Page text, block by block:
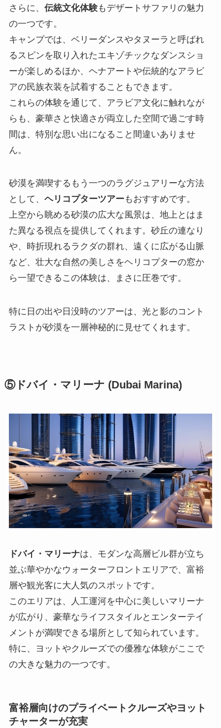
さらに、 伝統文化体験もデザートサファリの魅力
の一つです。
キャンプでは、ベリーダンスやタヌーラと呼ばれ
るスピンを取り入れたエキゾチックなダンスショ
ーが楽しめるほか、ヘナアートや伝統的なアラビ
アの民族衣装を試着することもできます。
これらの体験を通じて、アラビア文化に触れなが
らも、豪華さと快適さが両立した空間で過ごす時
間は、特別な思い出になること間違いありませ
ん。
砂漠を満喫するもう一つのラグジュアリーな方法
として、 ヘリコプターツアー もおすすめです。
上空から眺める砂漠の広大な風景は、地上とはま
た異なる視点を提供してくれます。砂丘の連なり
や、時折現れるラクダの群れ、遠くに広がる山脈
など、壮大な自然の美しさをヘリコプターの窓か
ら一望できるこの体験は、まさに圧巻です。
特に日の出や日没時のツアーは、光と影のコント
ラストが砂漠を一層神秘的に見せてくれます。
⑤ドバイ・マリーナ (Dubai Marina)
ドバイ・マリーナは、モダンな高層ビル群が立ち
並ぶ華やかなウォーターフロントエリアで、富裕
層や観光客に大人気のスポットです。
このエリアは、人工運河を中心に美しいマリーナ
が広がり、豪華なライフスタイルとエンターテイ
メントが満喫できる場所として知られています。
特に、ヨットやクルーズでの優雅な体験がここで
の大きな魅力の一つです。
富裕層向けのプライベートクルーズやヨット
チャーターが充実